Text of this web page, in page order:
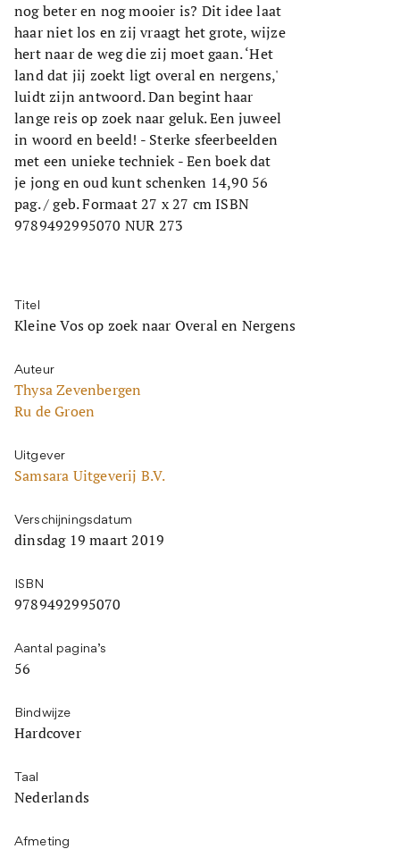
nog beter en nog mooier is? Dit idee laat
haar niet los en zij vraagt het grote, wijze
hert naar de weg die zij moet gaan. ‘Het
land dat jij zoekt ligt overal en nergens,'
luidt zijn antwoord. Dan begint haar
lange reis op zoek naar geluk. Een juweel
in woord en beeld! - Sterke sfeerbeelden
met een unieke techniek - Een boek dat
je jong en oud kunt schenken 14,90 56
pag. / geb. Formaat 27 x 27 cm ISBN
9789492995070 NUR 273
Titel
Kleine Vos op zoek naar Overal en Nergens
Auteur
Thysa Zevenbergen
Ru de Groen
Uitgever
Samsara Uitgeverij B.V.
Verschijningsdatum
dinsdag 19 maart 2019
ISBN
9789492995070
Aantal pagina’s
56
Bindwijze
Hardcover
Taal
Nederlands
Afmeting